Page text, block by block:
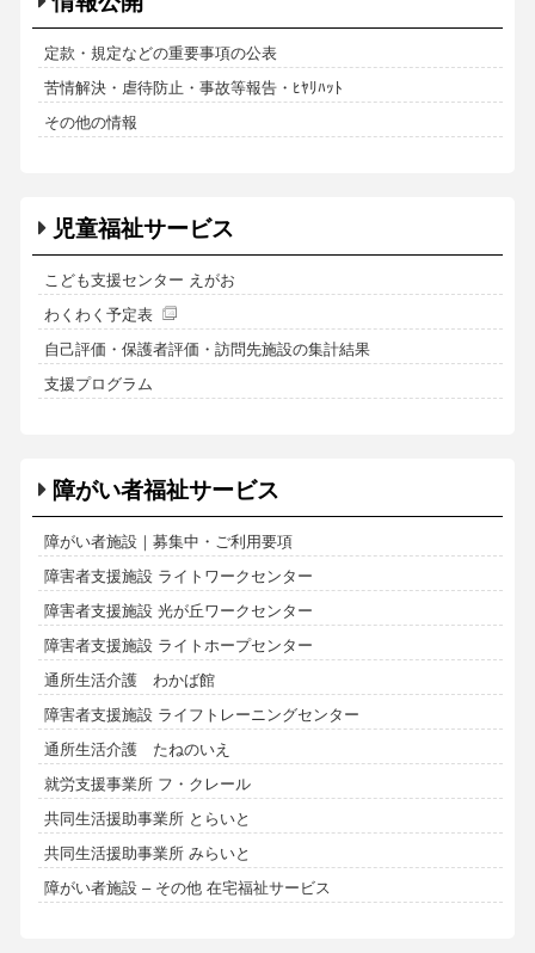
定款・規定などの重要事項の公表
苦情解決・虐待防止・事故等報告・ﾋﾔﾘﾊｯﾄ
その他の情報
児童福祉サービス
こども支援センター えがお
わくわく予定表
自己評価・保護者評価・訪問先施設の集計結果
支援プログラム
障がい者福祉サービス
障がい者施設｜募集中・ご利用要項
障害者支援施設 ライトワークセンター
障害者支援施設 光が丘ワークセンター
障害者支援施設 ライトホープセンター
通所生活介護 わかば館
障害者支援施設 ライフトレーニングセンター
通所生活介護 たねのいえ
就労支援事業所 フ・クレール
共同生活援助事業所 とらいと
共同生活援助事業所 みらいと
障がい者施設 – その他 在宅福祉サービス